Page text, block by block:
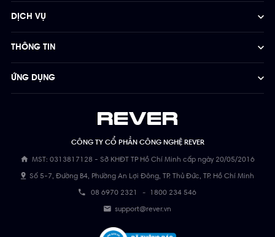
CÔNG TY CỔ PHẦN CÔNG NGHỆ REVER
MST: 0313817128 - Sở KHĐT TP Hồ Chí Minh cấp ngày 20/05/2016
Số 5-7, Đường B4, Phường An Lợi Đông, TP. Thủ Đức, TP. Hồ Chí Minh
08 6970 2321 - 1800 234 546
support@rever.vn
DỊCH VỤ
THÔNG TIN
ỨNG DỤNG